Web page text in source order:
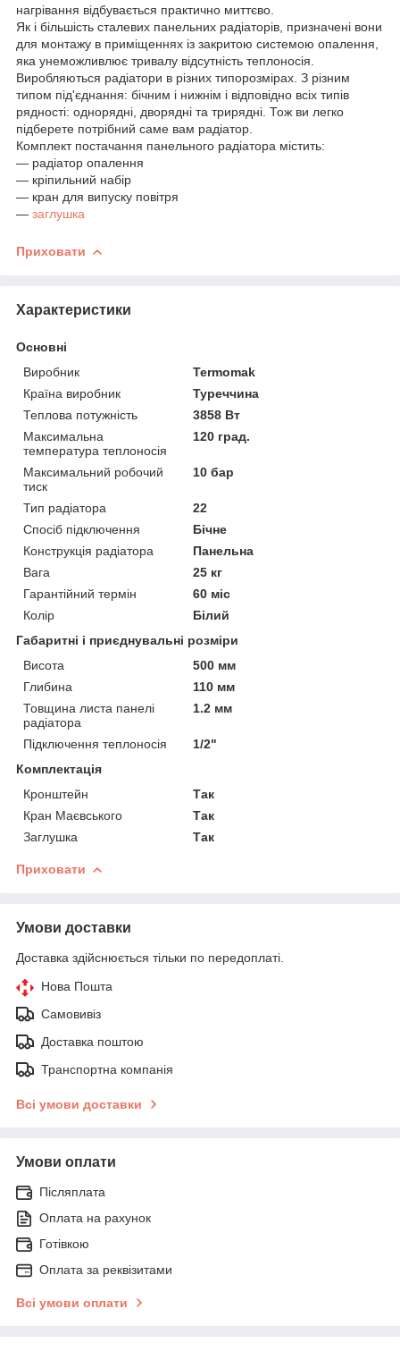
нагрівання відбувається практично миттєво.
Як і більшість сталевих панельних радіаторів, призначені вони
для монтажу в приміщеннях із закритою системою опалення,
яка унеможливлює тривалу відсутність теплоносія.
Виробляються радіатори в різних типорозмірах. З різним
типом під'єднання: бічним і нижнім і відповідно всіх типів
рядності: однорядні, дворядні та трирядні. Тож ви легко
підберете потрібний саме вам радіатор.
Комплект постачання панельного радіатора містить:
— радіатор опалення
― кріпильний набір
― кран для випуску повітря
— заглушка
Приховати
Характеристики
Основні
Виробник
Termomak
Країна виробник
Туреччина
Теплова потужність
3858 Вт
Максимальна
температура теплоносія
120 град.
Максимальний робочий
тиск
10 бар
Тип радіатора
22
Спосіб підключення
Бічне
Конструкція радіатора
Панельна
Вага
25 кг
Гарантійний термін
60 міс
Колір
Білий
Габаритні і приєднувальні розміри
Висота
500 мм
Глибина
110 мм
Товщина листа панелі
радіатора
1.2 мм
Підключення теплоносія
1/2"
Комплектація
Кронштейн
Так
Кран Маєвського
Так
Заглушка
Так
Приховати
Умови доставки
Доставка здійснюється тільки по передоплаті.
Нова Пошта
Самовивіз
Доставка поштою
Транспортна компанія
Всі умови доставки
Умови оплати
Післяплата
Оплата на рахунок
Готівкою
Оплата за реквізитами
Всі умови оплати